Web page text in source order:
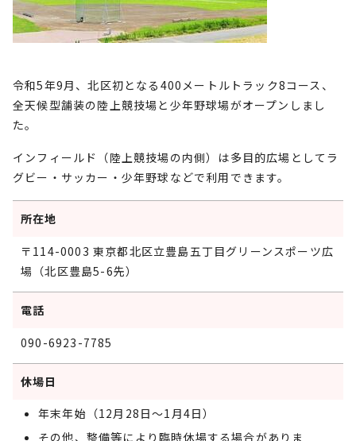
令和5年9月、北区初となる400メートルトラック8コース、
全天候型舗装の陸上競技場と少年野球場がオープンしまし
た。
インフィールド（陸上競技場の内側）は多目的広場としてラ
グビー・サッカー・少年野球などで利用できます。
所在地
〒114-0003 東京都北区立豊島五丁目グリーンスポーツ広
場（北区豊島5-6先）
電話
090-6923-7785
休場日
年末年始（12月28日～1月4日）
その他、整備等により臨時休場する場合がありま